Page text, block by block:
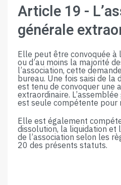
Article 19​ ​-​
générale​
Elle peut être convoquée à
ou d’au moins la majorité
l’association, cette
bureau. Une fois saisi de la
est tenu de convoquer une
extraordinaire.
est seule compétente pour
Elle est également
dissolution, la liquidation et
de l’association selon les
20​ ​des​ ​présents​ ​statuts.